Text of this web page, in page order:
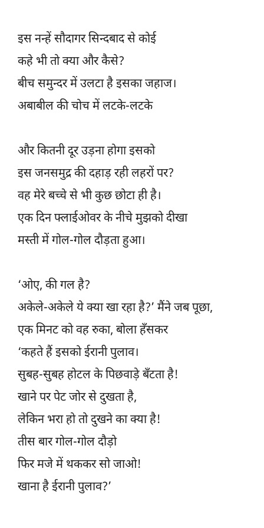
इस नन्हें सौदागर सिन्दबाद से कोई
कहे भी तो क्या और कैसे?
बीच समुन्दर में उलटा है इसका जहाज।
अबाबील की चोच में लटके-लटके
और कितनी दूर उड़ना होगा इसको
इस जनसमुद्र की दहाड़ रही लहरों पर?
वह मेरे बच्चे से भी कुछ छोटा ही है।
एक दिन फ्लाईओवर के नीचे मुझको दीखा
मस्ती में गोल-गोल दौड़ता हुआ।
‘ओए, की गल है?
अकेले-अकेले ये क्या खा रहा है?’ मैंने जब पूछा,
एक मिनट को वह रुका, बोला हँसकर
‘कहते हैं इसको ईरानी पुलाव।
सुबह-सुबह होटल के पिछवाड़े बँटता है!
खाने पर पेट जोर से दुखता है,
लेकिन भरा हो तो दुखने का क्या है!
तीस बार गोल-गोल दौड़ो
फिर मजे में थककर सो जाओ!
खाना है ईरानी पुलाव?’